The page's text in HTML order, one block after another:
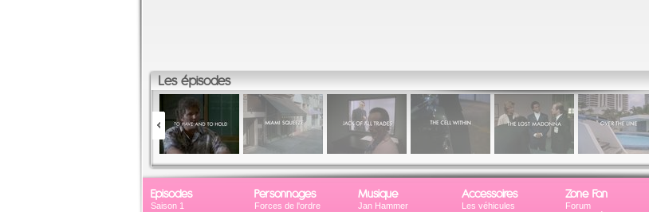
Les épisodes
Episodes
Saison 1
Personnages
Forces de l'ordre
Musique
Jan Hammer
Accessoires
Les véhicules
Zone Fan
Forum